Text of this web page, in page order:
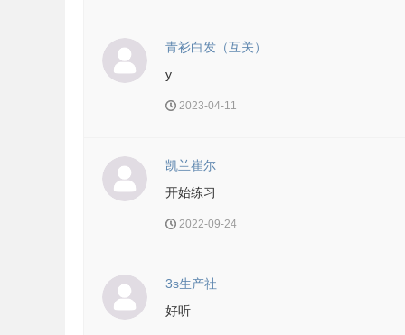
青衫白发（互关）
y
2023-04-11
凯兰崔尔
开始练习
2022-09-24
3s生产社
好听